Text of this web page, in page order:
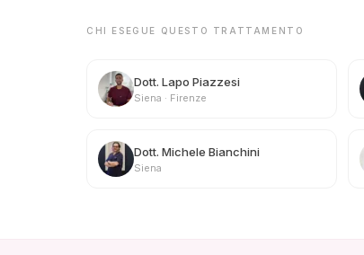
CHI ESEGUE QUESTO TRATTAMENTO
Dott. Lapo Piazzesi
Siena · Firenze
Dott. Michele Bianchini
Siena